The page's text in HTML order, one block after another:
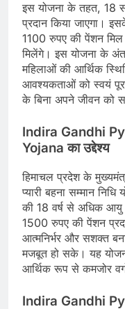
इस योजना के तहत, 18
प्रदान किया जाएगा।
1100 रुपए की पेंशन मिल
मिलेंगे। इस योजना के
महिलाओं की आर्थिक
आवश्यकताओं को स्वयं
के बिना अपने जीवन को
Indira Gandhi
Yojana का उद्देश्य
हिमाचल प्रदेश के
प्यारी बहना सम्मान
की 18 वर्ष से अधिक आयु
1500 रुपए की पेंशन
आत्मनिर्भर और सशक्त
मजबूत हो सके। यह
आर्थिक रूप से कमजोर
Indira Gandhi